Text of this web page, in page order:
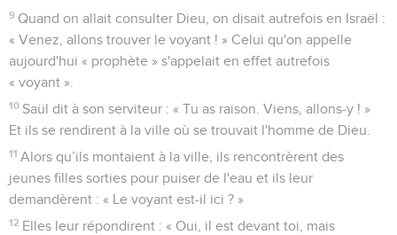
9 Quand on allait consulter Dieu, on disait autrefois en Israël :
« Venez, allons trouver le voyant ! » Celui qu'on appelle
aujourd'hui « prophète » s'appelait en effet autrefois
« voyant ».
10 Saül dit à son serviteur : « Tu as raison. Viens, allons-y ! »
Et ils se rendirent à la ville où se trouvait l'homme de Dieu.
11 Alors qu’ils montaient à la ville, ils rencontrèrent des
jeunes filles sorties pour puiser de l'eau et ils leur
demandèrent : « Le voyant est-il ici ? »
12 Elles leur répondirent : « Oui, il est devant toi, mais